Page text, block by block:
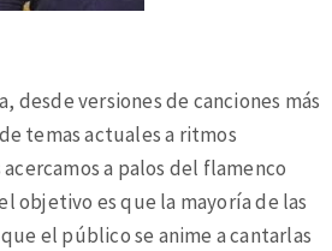
desde versiones de canciones más
temas actuales a ritmos
a palos del flamenco
objetivo es que la mayoría de las
el público se anime a cantarlas